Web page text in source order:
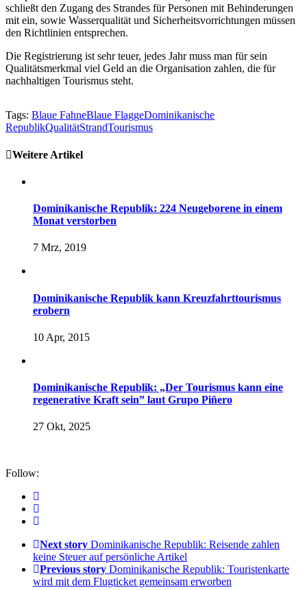
schließt den Zugang des Strandes für Personen mit Behinderungen
mit ein, sowie Wasserqualität und Sicherheitsvorrichtungen müssen
den Richtlinien entsprechen.
Die Registrierung ist sehr teuer, jedes Jahr muss man für sein
Qualitätsmerkmal viel Geld an die Organisation zahlen, die für
nachhaltigen Tourismus steht.
Tags: Blaue FahneBlaue FlaggeDominikanische
RepublikQualitätStrandTourismus
Weitere Artikel
Dominikanische Republik: 224 Neugeborene in einem
Monat verstorben
7 Mrz, 2019
Dominikanische Republik kann Kreuzfahrttourismus
erobern
10 Apr, 2015
Dominikanische Republik: „Der Tourismus kann eine
regenerative Kraft sein” laut Grupo Piñero
27 Okt, 2025
Follow:
Next story Dominikanische Republik: Reisende zahlen
keine Steuer auf persönliche Artikel
Previous story Dominikanische Republik: Touristenkarte
wird mit dem Flugticket gemeinsam erworben